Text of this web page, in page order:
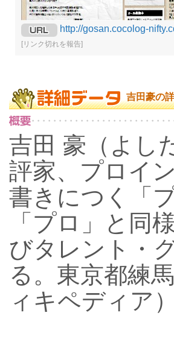
http://gosan.cocolog-
[リンク切れを報告]
吉田豪の
吉田 豪（よし
評家、プロイ
書きにつく「
「プロ」と同
びタレント・
る。東京都練
ィキペディア）